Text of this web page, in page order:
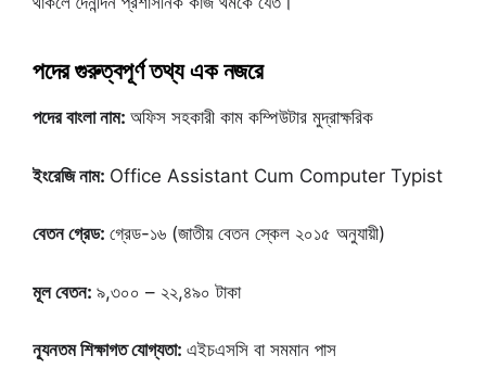
পদের গুরুত্বপূর্ণ তথ্য এক নজরে
পদের বাংলা নাম: অফিস সহকারী কাম কম্পিউটার মুদ্রাক্ষরিক
ইংরেজি নাম: Office Assistant Cum Computer Typist
বেতন গ্রেড: গ্রেড-১৬ (জাতীয় বেতন স্কেল ২০১৫ অনুযায়ী)
মূল বেতন: ৯,৩০০ – ২২,৪৯০ টাকা
ন্যূনতম শিক্ষাগত যোগ্যতা: এইচএসসি বা সমমান পাস